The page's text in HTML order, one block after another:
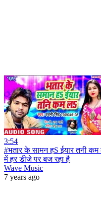
3:54
#भतार के सामन हS ईयार तनी कम
में हर डीजे पर बज रहा है
Wave Music
7 years ago